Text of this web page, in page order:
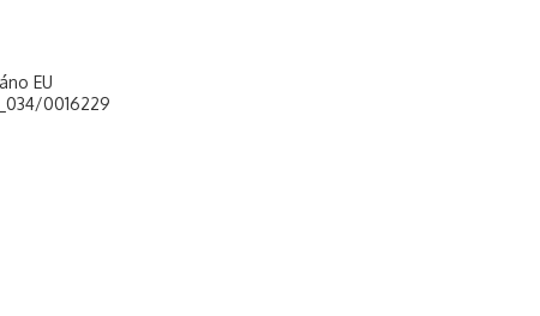
EU
0016229